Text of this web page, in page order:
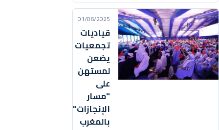
01/06/2025
قياديات
تجمعيات
يضعن
لمستهن
على
"مسار
الإنجازات"
بالمغرب